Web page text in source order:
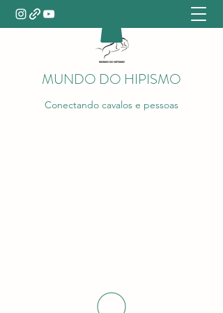
MUNDO DO HIPISMO
Conectando cavalos e pessoas